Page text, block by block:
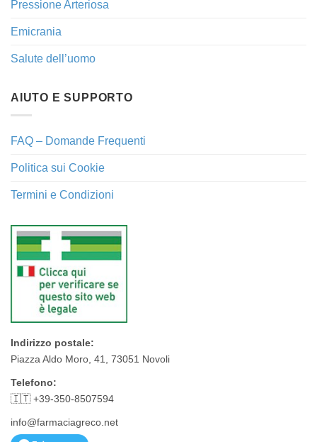
Pressione Arteriosa
Emicrania
Salute dell’uomo
AIUTO E SUPPORTO
FAQ – Domande Frequenti
Politica sui Cookie
Termini e Condizioni
Indirizzo postale:
Piazza Aldo Moro, 41, 73051 Novoli
Telefono:
🇮🇹 +39-350-8507594
info@farmaciagreco.net